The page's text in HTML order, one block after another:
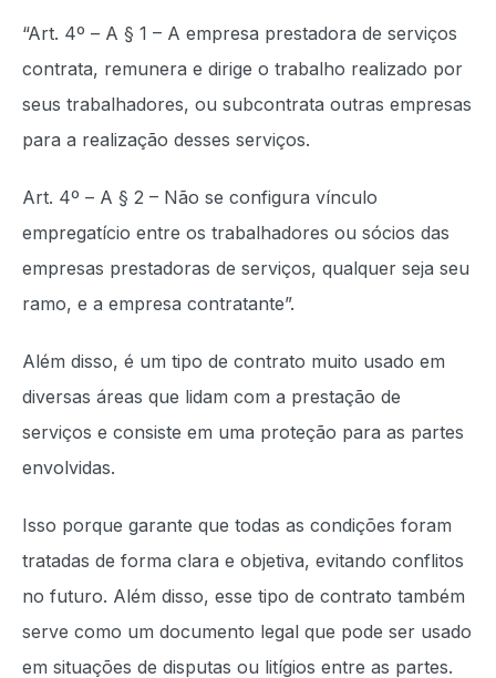
“Art. 4º – A § 1 – A empresa prestadora de serviços
contrata, remunera e dirige o trabalho realizado por
seus trabalhadores, ou subcontrata outras empresas
para a realização desses serviços.
Art. 4º – A § 2 – Não se configura vínculo
empregatício entre os trabalhadores ou sócios das
empresas prestadoras de serviços, qualquer seja seu
ramo, e a empresa contratante”.
Além disso, é um tipo de contrato muito usado em
diversas áreas que lidam com a prestação de
serviços e consiste em uma proteção para as partes
envolvidas.
Isso porque garante que todas as condições foram
tratadas de forma clara e objetiva, evitando conflitos
no futuro. Além disso, esse tipo de contrato também
serve como um documento legal que pode ser usado
em situações de disputas ou litígios entre as partes.